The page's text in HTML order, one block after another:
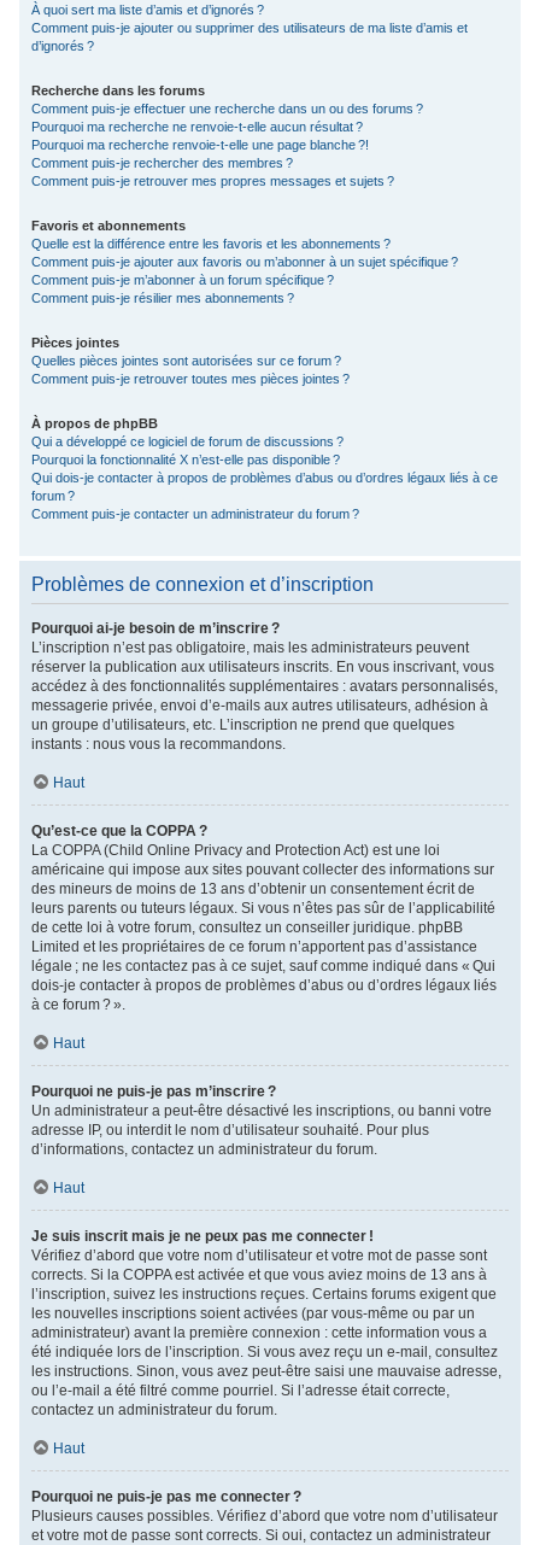
À quoi sert ma liste d’amis et d’ignorés ?
Comment puis-je ajouter ou supprimer des utilisateurs de ma liste d’amis et
d’ignorés ?
Recherche dans les forums
Comment puis-je effectuer une recherche dans un ou des forums ?
Pourquoi ma recherche ne renvoie-t-elle aucun résultat ?
Pourquoi ma recherche renvoie-t-elle une page blanche ?!
Comment puis-je rechercher des membres ?
Comment puis-je retrouver mes propres messages et sujets ?
Favoris et abonnements
Quelle est la différence entre les favoris et les abonnements ?
Comment puis-je ajouter aux favoris ou m’abonner à un sujet spécifique ?
Comment puis-je m’abonner à un forum spécifique ?
Comment puis-je résilier mes abonnements ?
Pièces jointes
Quelles pièces jointes sont autorisées sur ce forum ?
Comment puis-je retrouver toutes mes pièces jointes ?
À propos de phpBB
Qui a développé ce logiciel de forum de discussions ?
Pourquoi la fonctionnalité X n’est-elle pas disponible ?
Qui dois-je contacter à propos de problèmes d’abus ou d’ordres légaux liés à ce
forum ?
Comment puis-je contacter un administrateur du forum ?
Problèmes de connexion et d’inscription
Pourquoi ai-je besoin de m’inscrire ?
L’inscription n’est pas obligatoire, mais les administrateurs peuvent
réserver la publication aux utilisateurs inscrits. En vous inscrivant, vous
accédez à des fonctionnalités supplémentaires : avatars personnalisés,
messagerie privée, envoi d’e-mails aux autres utilisateurs, adhésion à
un groupe d’utilisateurs, etc. L’inscription ne prend que quelques
instants : nous vous la recommandons.
Haut
Qu’est-ce que la COPPA ?
La COPPA (Child Online Privacy and Protection Act) est une loi
américaine qui impose aux sites pouvant collecter des informations sur
des mineurs de moins de 13 ans d’obtenir un consentement écrit de
leurs parents ou tuteurs légaux. Si vous n’êtes pas sûr de l’applicabilité
de cette loi à votre forum, consultez un conseiller juridique. phpBB
Limited et les propriétaires de ce forum n’apportent pas d’assistance
légale ; ne les contactez pas à ce sujet, sauf comme indiqué dans « Qui
dois-je contacter à propos de problèmes d’abus ou d’ordres légaux liés
à ce forum ? ».
Haut
Pourquoi ne puis-je pas m’inscrire ?
Un administrateur a peut-être désactivé les inscriptions, ou banni votre
adresse IP, ou interdit le nom d’utilisateur souhaité. Pour plus
d’informations, contactez un administrateur du forum.
Haut
Je suis inscrit mais je ne peux pas me connecter !
Vérifiez d’abord que votre nom d’utilisateur et votre mot de passe sont
corrects. Si la COPPA est activée et que vous aviez moins de 13 ans à
l’inscription, suivez les instructions reçues. Certains forums exigent que
les nouvelles inscriptions soient activées (par vous-même ou par un
administrateur) avant la première connexion : cette information vous a
été indiquée lors de l’inscription. Si vous avez reçu un e-mail, consultez
les instructions. Sinon, vous avez peut-être saisi une mauvaise adresse,
ou l’e-mail a été filtré comme pourriel. Si l’adresse était correcte,
contactez un administrateur du forum.
Haut
Pourquoi ne puis-je pas me connecter ?
Plusieurs causes possibles. Vérifiez d’abord que votre nom d’utilisateur
et votre mot de passe sont corrects. Si oui, contactez un administrateur